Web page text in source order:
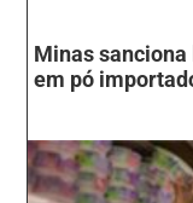
Minas
em pó